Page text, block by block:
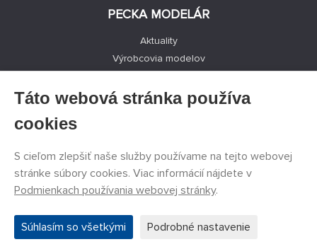
PECKA MODELÁR
Aktuality
Výrobcovia modelov
Kontakty
Facebook
©PECKA MODELÁR s.r.o.
vyhradené.
Táto webová stránka používa
cookies
S cieľom zlepšiť naše služby používame na tejto webovej
stránke súbory cookies. Viac informácií nájdete v
Podmienkach používania webovej stránky.
Súhlasím so všetkými Podrobné nastavenie